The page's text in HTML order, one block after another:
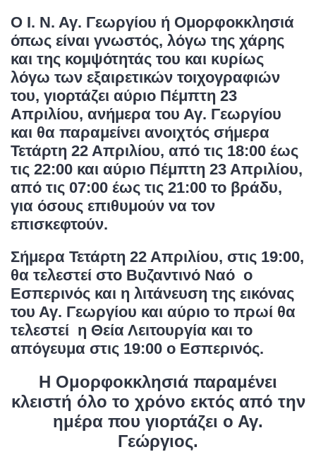
Ο Ι. Ν. Αγ. Γεωργίου ή Ομορφοκκλησιά
όπως είναι γνωστός, λόγω της χάρης
και της κομψότητάς του και κυρίως
λόγω των εξαιρετικών τοιχογραφιών
του, γιορτάζει αύριο Πέμπτη 23
Απριλίου, ανήμερα του Αγ. Γεωργίου
και θα παραμείνει ανοιχτός σήμερα
Τετάρτη 22 Απριλίου, από τις 18:00 έως
τις 22:00 και αύριο Πέμπτη 23 Απριλίου,
από τις 07:00 έως τις 21:00 το βράδυ,
για όσους επιθυμούν να τον
επισκεφτούν.
Σήμερα Τετάρτη 22 Απριλίου, στις 19:00,
θα τελεστεί στο Βυζαντινό Ναό ο
Εσπερινός και η λιτάνευση της εικόνας
του Αγ. Γεωργίου και αύριο το πρωί θα
τελεστεί η Θεία Λειτουργία και το
απόγευμα στις 19:00 ο Εσπερινός.
Η Ομορφοκκλησιά παραμένει
κλειστή όλο το χρόνο εκτός από την
ημέρα που γιορτάζει ο Αγ.
Γεώργιος.